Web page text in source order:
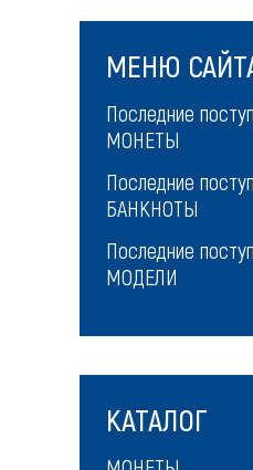
МЕНЮ
Последние
МОНЕТЫ
Последние
БАНКНОТЫ
Последние
МОДЕЛИ
КАТАЛОГ